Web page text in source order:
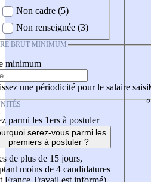
Non cadre (5)
Non renseignée (3)
BRUT MINIMUM
minimum
une périodicité pour le salaire saisi
parmi les 1ers à postuler
serez-vous parmi les
premiers à postuler ?
de plus de 15 jours,
moins de 4 candidatures
France Travail est informé)